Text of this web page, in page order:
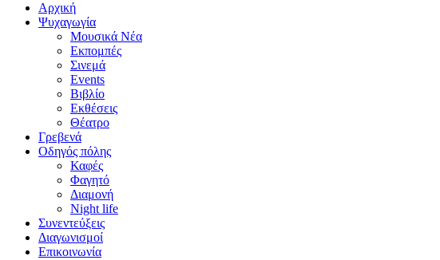
Αρχική
Ψυχαγωγία
Μουσικά Νέα
Εκπομπές
Σινεμά
Events
Βιβλίο
Εκθέσεις
Θέατρο
Γρεβενά
Οδηγός πόλης
Καφές
Φαγητό
Διαμονή
Night life
Συνεντεύξεις
Διαγωνισμοί
Επικοινωνία